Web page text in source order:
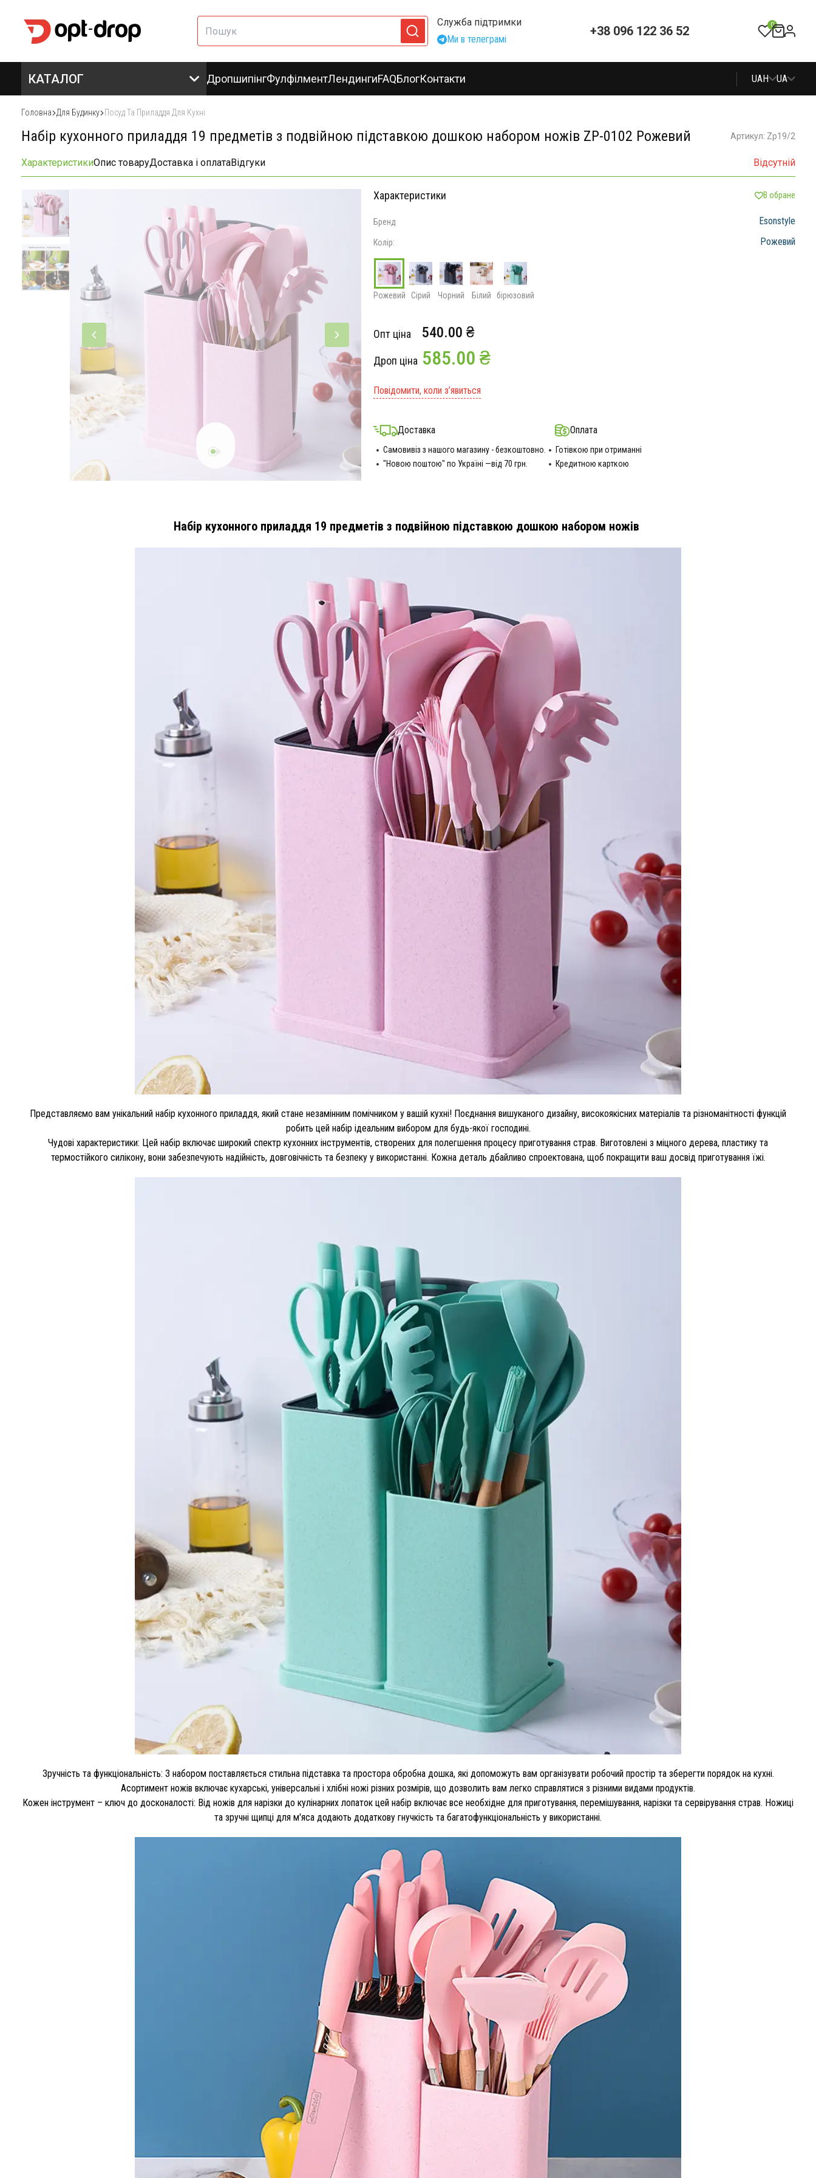
Служба підтримки
Ми в телеграмі
+38 096 122 36 52 0
КАТАЛОГ ДропшипінгФулфілментЛендингиFAQБлогКонтакти UAH UA
Головна Для Будинку Посуд Та Приладдя Для Кухні
Набір кухонного приладдя 19 предметів з подвійною підставкою дошкою набором ножів ZP-0102 Рожевий Артикул: Zp19/2
ХарактеристикиОпис товаруДоставка і оплатаВідгуки Відсутній
Характеристики В обране
Бренд Esonstyle
Колір: Рожевий
Рожевий Сірий Чорний Білий бірюзовий
Опт ціна 540.00 ₴
Дроп ціна 585.00 ₴
Повідомити, коли з’явиться
Доставка
Самовивіз з нашого магазину - безкоштовно.
"Новою поштою" по Україні —від 70 грн.
Оплата
Готівкою при отриманні
Кредитною карткою
Набір кухонного приладдя 19 предметів з подвійною підставкою дошкою набором ножів
Представляємо вам унікальний набір кухонного приладдя, який стане незамінним помічником у вашій кухні! Поєднання вишуканого дизайну, високоякісних матеріалів та різноманітності функцій
робить цей набір ідеальним вибором для будь-якої господині.
Чудові характеристики: Цей набір включає широкий спектр кухонних інструментів, створених для полегшення процесу приготування страв. Виготовлені з міцного дерева, пластику та
термостійкого силікону, вони забезпечують надійність, довговічність та безпеку у використанні. Кожна деталь дбайливо спроектована, щоб покращити ваш досвід приготування їжі.
Зручність та функціональність: З набором поставляється стильна підставка та простора обробна дошка, які допоможуть вам організувати робочий простір та зберегти порядок на кухні.
Асортимент ножів включає кухарські, універсальні і хлібні ножі різних розмірів, що дозволить вам легко справлятися з різними видами продуктів.
Кожен інструмент – ключ до досконалості: Від ножів для нарізки до кулінарних лопаток цей набір включає все необхідне для приготування, перемішування, нарізки та сервірування страв. Ножиці
та зручні щипці для м'яса додають додаткову гнучкість та багатофункціональність у використанні.